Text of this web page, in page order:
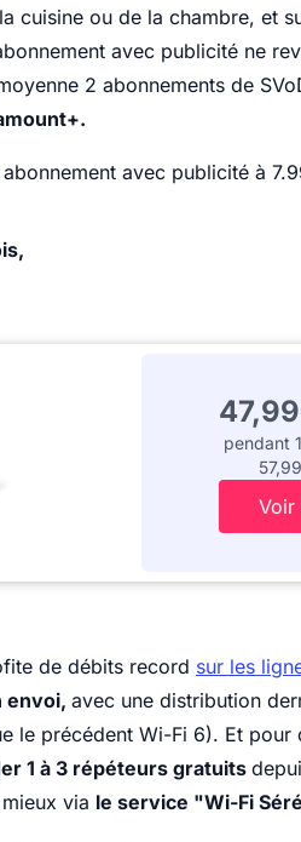
cuisine ou de la chambre, et
avec publicité ne
2 abonnements de
avec publicité à
pendant
de débits record sur les
envoi, avec une distribution
le précédent Wi-Fi 6). Et pour
1 à 3 répéteurs gratuits
via le service "Wi-Fi